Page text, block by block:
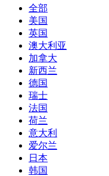
全部
美国
英国
澳大利亚
加拿大
新西兰
德国
瑞士
法国
荷兰
意大利
爱尔兰
日本
韩国